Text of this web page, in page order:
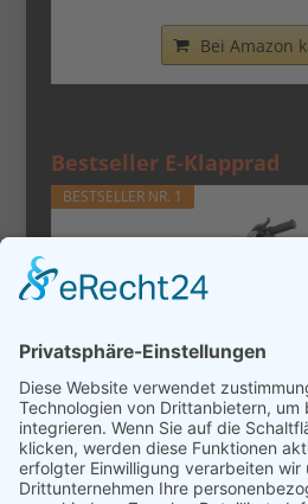
Bei Amazon
Bestseller E-Klapprad
BESTSELLER NR. 1
URLIFE E-Bike
Austauschbarem